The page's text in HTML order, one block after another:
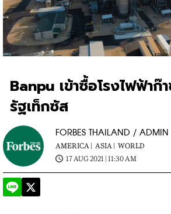
Banpu เข้าซื้อโรงไฟฟ้าก๊
รัฐเท็กซัส
FORBES THAILAND / ADMIN
AMERICA | ASIA | WORLD
17 AUG 2021 | 11:30 AM